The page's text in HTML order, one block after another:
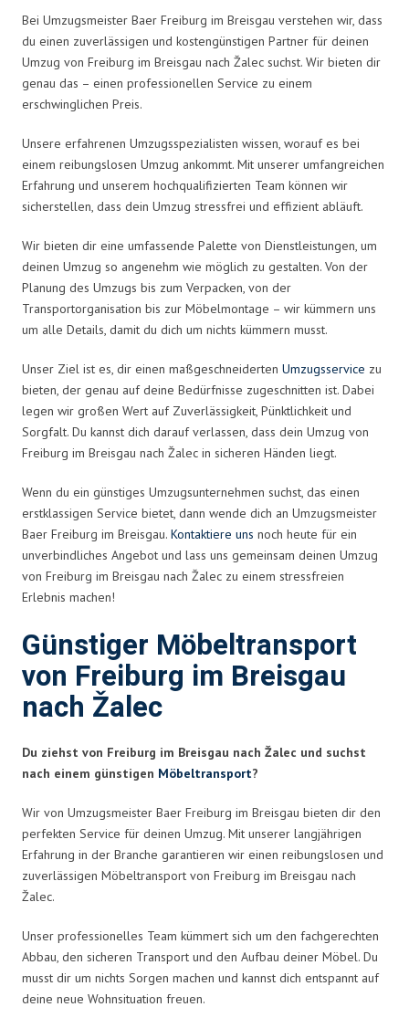
Bei Umzugsmeister Baer Freiburg im Breisgau verstehen wir, dass
du einen zuverlässigen und kostengünstigen Partner für deinen
Umzug von Freiburg im Breisgau nach Žalec suchst. Wir bieten dir
genau das – einen professionellen Service zu einem
erschwinglichen Preis.
Unsere erfahrenen Umzugsspezialisten wissen, worauf es bei
einem reibungslosen Umzug ankommt. Mit unserer umfangreichen
Erfahrung und unserem hochqualifizierten Team können wir
sicherstellen, dass dein Umzug stressfrei und effizient abläuft.
Wir bieten dir eine umfassende Palette von Dienstleistungen, um
deinen Umzug so angenehm wie möglich zu gestalten. Von der
Planung des Umzugs bis zum Verpacken, von der
Transportorganisation bis zur Möbelmontage – wir kümmern uns
um alle Details, damit du dich um nichts kümmern musst.
Unser Ziel ist es, dir einen maßgeschneiderten Umzugsservice zu
bieten, der genau auf deine Bedürfnisse zugeschnitten ist. Dabei
legen wir großen Wert auf Zuverlässigkeit, Pünktlichkeit und
Sorgfalt. Du kannst dich darauf verlassen, dass dein Umzug von
Freiburg im Breisgau nach Žalec in sicheren Händen liegt.
Wenn du ein günstiges Umzugsunternehmen suchst, das einen
erstklassigen Service bietet, dann wende dich an Umzugsmeister
Baer Freiburg im Breisgau. Kontaktiere uns noch heute für ein
unverbindliches Angebot und lass uns gemeinsam deinen Umzug
von Freiburg im Breisgau nach Žalec zu einem stressfreien
Erlebnis machen!
Günstiger Möbeltransport
von Freiburg im Breisgau
nach Žalec
Du ziehst von Freiburg im Breisgau nach Žalec und suchst
nach einem günstigen Möbeltransport?
Wir von Umzugsmeister Baer Freiburg im Breisgau bieten dir den
perfekten Service für deinen Umzug. Mit unserer langjährigen
Erfahrung in der Branche garantieren wir einen reibungslosen und
zuverlässigen Möbeltransport von Freiburg im Breisgau nach
Žalec.
Unser professionelles Team kümmert sich um den fachgerechten
Abbau, den sicheren Transport und den Aufbau deiner Möbel. Du
musst dir um nichts Sorgen machen und kannst dich entspannt auf
deine neue Wohnsituation freuen.